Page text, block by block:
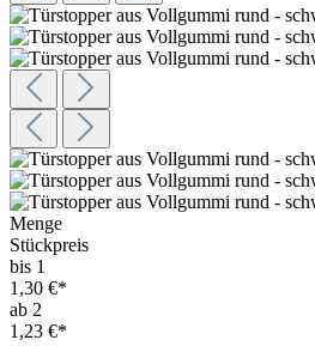
Menge
Stückpreis
bis 1
1,30 €*
ab 2
1,23 €*